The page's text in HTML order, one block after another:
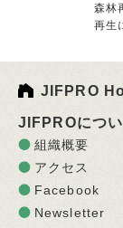
森林
再生
JIFPRO
JIFPROにつ
組織概要
アクセス
Facebook
Newsletter